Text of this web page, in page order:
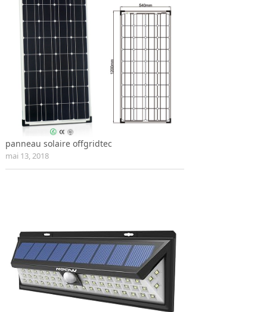
panneau solaire offgridtec
mai 13, 2018